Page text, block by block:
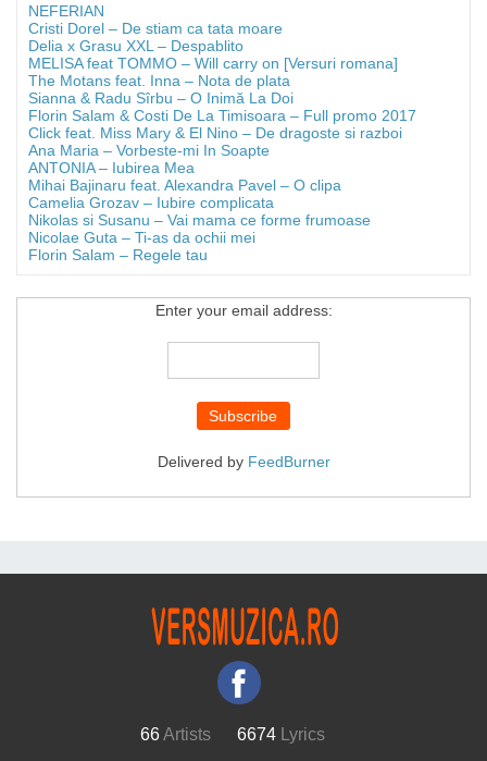
NEFERIAN
Cristi Dorel – De stiam ca tata moare
Delia x Grasu XXL – Despablito
MELISA feat TOMMO – Will carry on [Versuri romana]
The Motans feat. Inna – Nota de plata
Sianna & Radu Sîrbu – O Inimă La Doi
Florin Salam & Costi De La Timisoara – Full promo 2017
Click feat. Miss Mary & El Nino – De dragoste si razboi
Ana Maria – Vorbeste-mi In Soapte
ANTONIA – Iubirea Mea
Mihai Bajinaru feat. Alexandra Pavel – O clipa
Camelia Grozav – Iubire complicata
Nikolas si Susanu – Vai mama ce forme frumoase
Nicolae Guta – Ti-as da ochii mei
Florin Salam – Regele tau
Enter your email address:
Delivered by FeedBurner
66Artists 6674 Lyrics